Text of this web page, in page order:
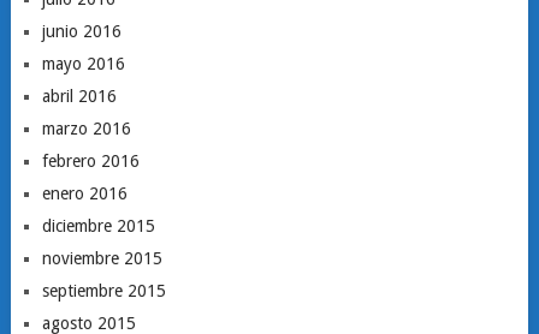
junio 2016
mayo 2016
abril 2016
marzo 2016
febrero 2016
enero 2016
diciembre 2015
noviembre 2015
septiembre 2015
agosto 2015